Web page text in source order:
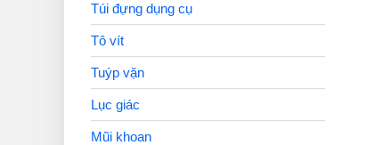
Túi đựng dụng cụ
Tô vít
Tuýp vặn
Lục giác
Mũi khoan